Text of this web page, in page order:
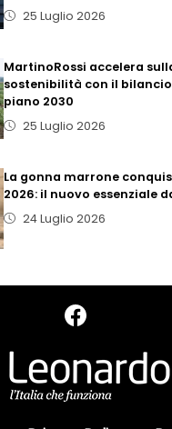
25 Luglio 2026
MartinoRossi accelera
sostenibilità con il bilancio
piano 2030
25 Luglio 2026
La gonna marrone
2026: il nuovo essenziale
24 Luglio 2026